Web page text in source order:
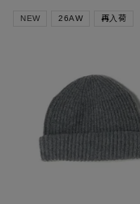
NEW 26AW 再入荷